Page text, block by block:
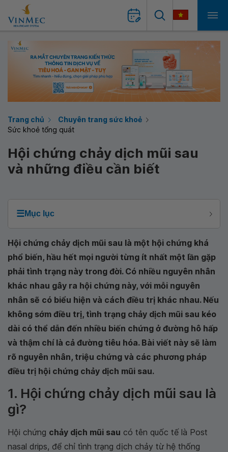
Trang chủ
Chuyên trang sức khoẻ
Sức khoẻ tổng quát
Hội chứng chảy dịch mũi sau
và những điều cần biết
☰Mục lục
Hội chứng chảy dịch mũi sau là một hội chứng khá
phổ biến, hầu hết mọi người từng ít nhất một lần gặp
phải tình trạng này trong đời. Có nhiều nguyên nhân
khác nhau gây ra hội chứng này, với mỗi nguyên
nhân sẽ có biểu hiện và cách điều trị khác nhau. Nếu
không sớm điều trị, tình trạng chảy dịch mũi sau kéo
dài có thể dẫn đến nhiều biến chứng ở đường hô hấp
và thậm chí là cả đường tiêu hóa. Bài viết này sẽ làm
rõ nguyên nhân, triệu chứng và các phương pháp
điều trị hội chứng chảy dịch mũi sau.
1. Hội chứng chảy dịch mũi sau là
gì?
Hội chứng chảy dịch mũi sau có tên quốc tế là Post
nasal drips, để chỉ tình trạng dịch chảy từ hệ thống